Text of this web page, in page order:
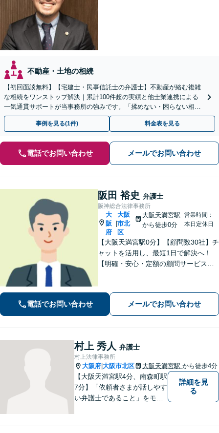
不動産・土地の相続
【初回面談無料】【宅建士・民事信託士の弁護士】不動産が絡む複雑
な相続をワンストップ解決｜累計100件超の実績と他士業連携による
一気通貫サポートが当事務所の強みです。「揉めない・困らない相
続」を形にします。
事例を見る(1件) 料金表を見る
電話でお問い合わせ メールでお問い合わせ
阪田 裕史 弁護士
阪神総合法律事務所
大
阪
府
大阪
市北
区
大阪天満宮駅
から徒歩0分
営業時間：
本日定休日
【大阪天満宮駅0分】【顧問数30社】チ
ャットを活用し、最短1日で解決へ！
【明確・安心・定額の顧問サービス】
者さまの負担を減らし、皆さまにとっ
て最善の解決を目指します【休日・夜
間対応】
電話でお問い合わせ メールでお問い合わせ
村上 秀人 弁護士
村上法律事務所
大阪府 大阪市北区 大阪天満宮駅 から徒歩4分
【大阪天満宮駅4分、南森町駅
7分】「依頼者さまが話しやす
い弁護士であること」をモッ
詳細を見
る